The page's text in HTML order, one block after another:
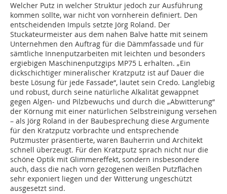
Welcher Putz in welcher Struktur jedoch zur Ausführung
kommen sollte, war nicht von vornherein definiert. Den
entscheidenden Impuls setzte Jörg Roland. Der
Stuckateurmeister aus dem nahen Balve hatte mit seinem
Unternehmen den Auftrag für die Dämmfassade und für
sämtliche Innenputzarbeiten mit leichten und besonders
ergiebigen Maschinenputzgips MP75 L erhalten. „Ein
dickschichtiger mineralischer Kratzputz ist auf Dauer die
beste Lösung für jede Fassade“, lautet sein Credo. Langlebig
und robust, durch seine natürliche Alkalität gewappnet
gegen Algen- und Pilzbewuchs und durch die „Abwitterung“
der Körnung mit einer natürlichen Selbstreinigung versehen
– als Jörg Roland in der Baubesprechung diese Argumente
für den Kratzputz vorbrachte und entsprechende
Putzmuster präsentierte, waren Bauherrin und Architekt
schnell überzeugt. Für den Kratzputz sprach nicht nur die
schöne Optik mit Glimmereffekt, sondern insbesondere
auch, dass die nach vorn gezogenen weißen Putzflächen
sehr exponiert liegen und der Witterung ungeschützt
ausgesetzt sind.